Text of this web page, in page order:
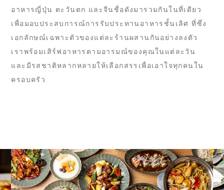
อาหารญี่ปุ่น ตะวันตก และจีนชื่อดังมารวมกันในที่เดียว
เพื่อมอบประสบการณ์การรับประทานอาหารชั้นเลิศ ที่ซึ่ง
เอกลักษณ์เฉพาะตัวของแต่ละร้านผสานกันอย่างลงตัว
เราพร้อมเสิร์ฟอาหารตามอารมณ์ของคุณในแต่ละวัน
และมีรสชาติหลากหลายให้เลือกสรรเพื่อเอาใจทุกคนใน
ครอบครัว